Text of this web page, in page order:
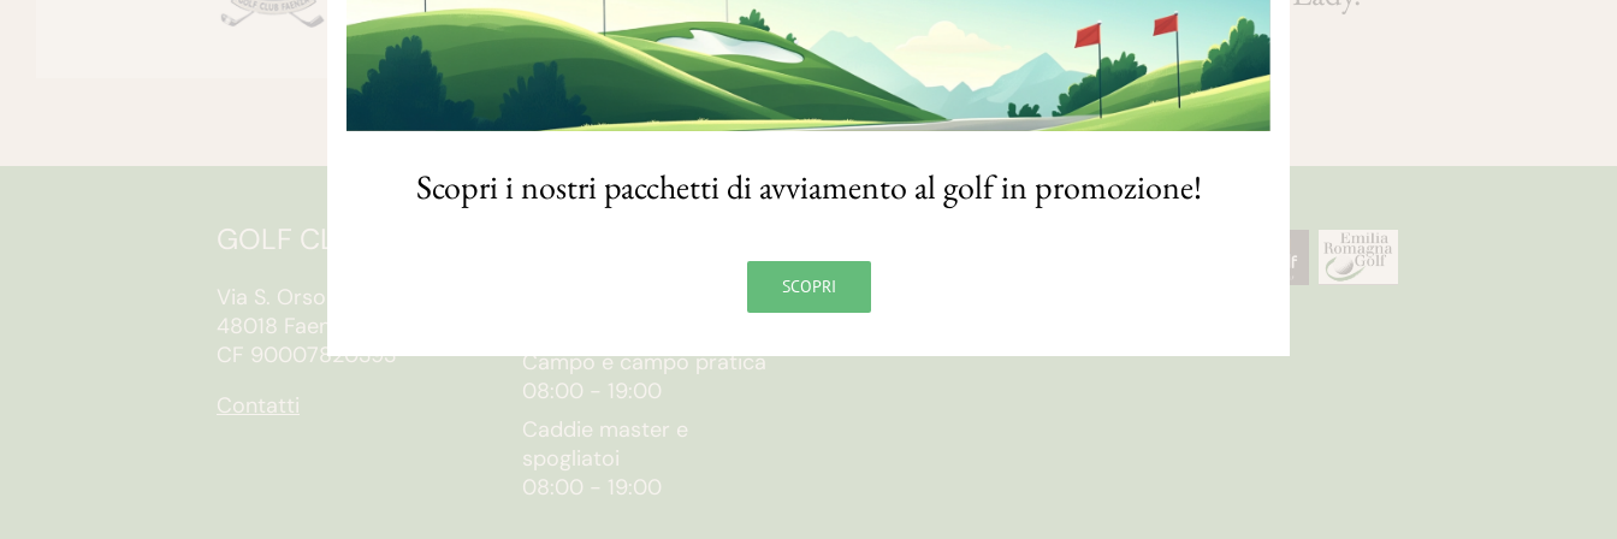
GOLF CLUB FAENZA
Via S. Orsola, 10/e
48018 Faenza (RA)
CF 90007820393
Contatti
Campo e campo pratica
08:00 - 19:00
Caddie master e
spogliatoi
08:00 - 19:00
Privacy Policy
Scopri i nostri pacchetti di avviamento al golf in promozione!
SCOPRI